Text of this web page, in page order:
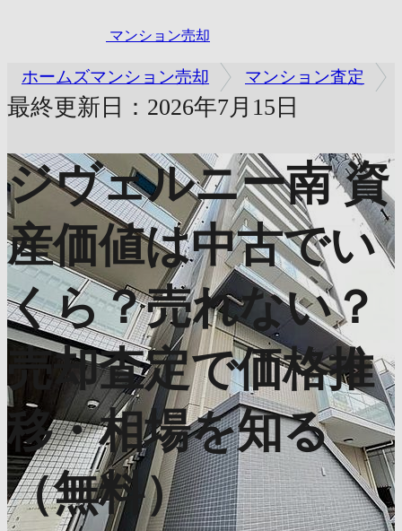
マンション売却
ホームズマンション売却 マンション査定
最終更新日：2026年7月15日
ジヴェルニー南 資
産価値は中古でい
くら？売れない？
売却査定で価格推
移・相場を知る
（無料）